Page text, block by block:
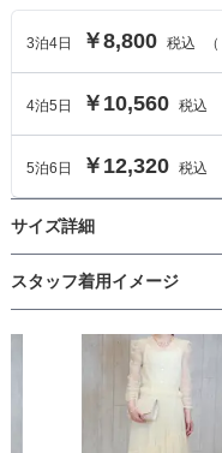
3泊4日 ￥8,800 税込 （
4泊5 日 ￥10,560 税込
5泊6 日 ￥12,320 税込
サイズ詳細
ワンピースのサイズ
サイズ (cm)
スタッフ着用イメージ